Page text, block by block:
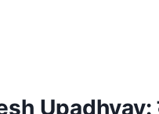
Upadhyay: